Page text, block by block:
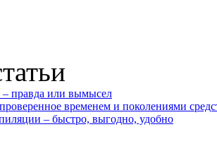
– правда или вымысел
временем и поколениями
– быстро, выгодно, удобно